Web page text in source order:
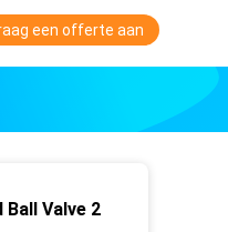
een offerte aan
Valve 2